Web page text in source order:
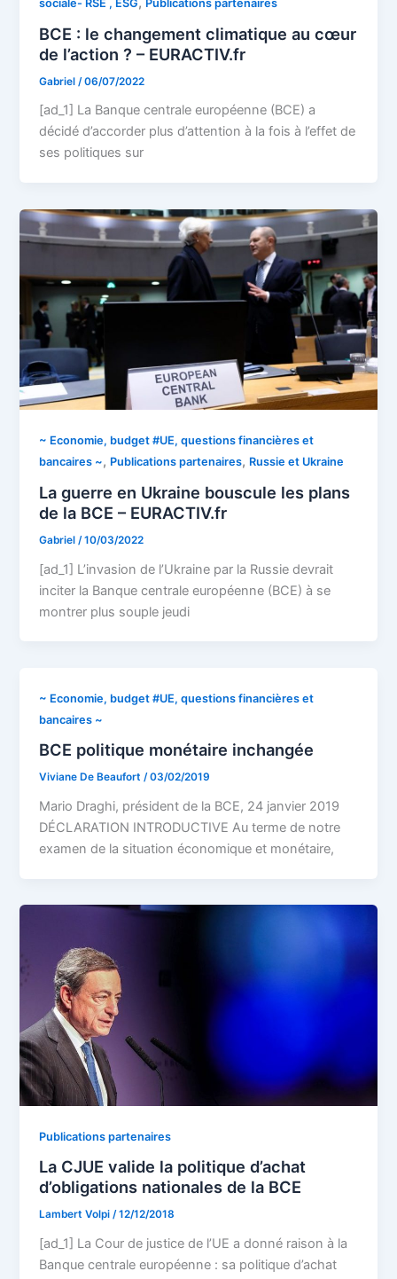
sociale- RSE , ESG Publications partenaires
BCE : le changement climatique au cœur
de l’action ? – EURACTIV.fr
Gabriel /06/07/2022
[ad_1] La Banque centrale européenne (BCE) a
décidé d’accorder plus d’attention à la fois à l’effet de
ses politiques sur
~ Economie, budget #UE, questions financières et
bancaires ~, Publications partenaires, Russie et Ukraine
La guerre en Ukraine bouscule les plans
de la BCE – EURACTIV.fr
Gabriel /10/03/2022
[ad_1] L’invasion de l’Ukraine par la Russie devrait
inciter la Banque centrale européenne (BCE) à se
montrer plus souple jeudi
~ Economie, budget #UE, questions financières et
bancaires ~
BCE politique monétaire inchangée
Viviane De Beaufort/03/02/2019
Mario Draghi, président de la BCE, 24 janvier 2019
DÉCLARATION INTRODUCTIVE Au terme de notre
examen de la situation économique et monétaire,
Publications partenaires
La CJUE valide la politique d’achat
d’obligations nationales de la BCE
Lambert Volpi/12/12/2018
[ad_1] La Cour de justice de l’UE a donné raison à la
Banque centrale européenne : sa politique d’achat